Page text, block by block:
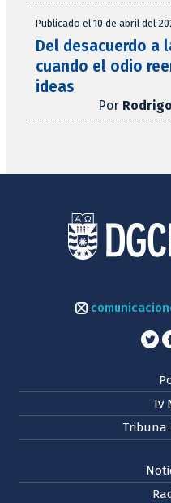
Publicado el 10 de abril del
Del desacuerdo a
cuando el odio
ideas
Por
Tv
Tribuna